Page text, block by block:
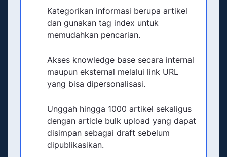
Kategorikan informasi berupa artikel
dan gunakan tag index untuk
memudahkan pencarian.
Akses knowledge base secara internal
maupun eksternal melalui link URL
yang bisa dipersonalisasi.
Unggah hingga 1000 artikel sekaligus
dengan article bulk upload yang dapat
disimpan sebagai draft sebelum
dipublikasikan.